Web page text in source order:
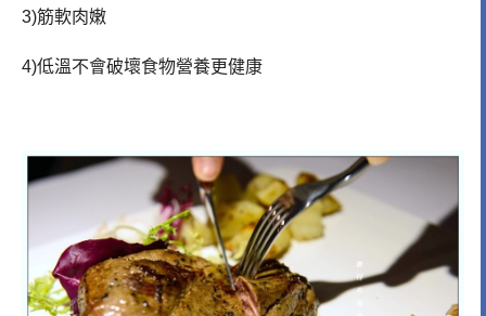
3)筋軟肉嫩
4)低溫不會破壞食物營養更健康